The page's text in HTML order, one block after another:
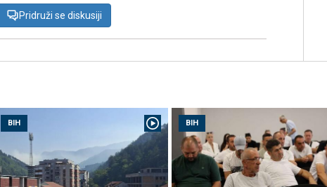
Pridruži se diskusiji
BIH BIH